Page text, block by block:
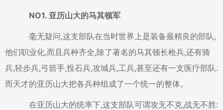
NO1. 亚历山大的马其顿军
毫无疑问,这支部队在当时世界上是装备最精良的部队,
他们职业化,而且兵种齐全,除了著名的马其顿长枪兵,还有骑
兵,轻步兵,弓箭手,投石兵,攻城兵,工兵,甚至还有一支医疗部队.
而天才的亚历山大把各兵种组成了一个统一的整体。
在亚历山大的统率下,这支部队可谓攻无不克,战无不胜: